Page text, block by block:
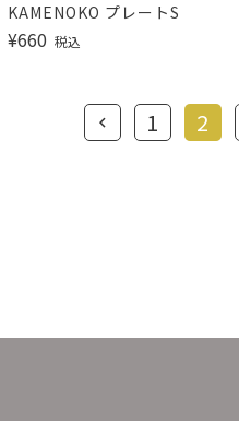
KAMENOKO プレートS
¥660 税込
1 2